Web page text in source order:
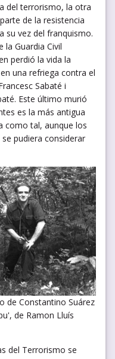
del terrorismo, la otra
de la resistencia
su vez del franquismo.
la Guardia Civil
perdió la vida la
una refriega contra el
Sabaté i
Este último murió
es la más antigua
como tal, aunque los
pudiera considerar
de Constantino Suárez
de Ramon Lluís
del Terrorismo se